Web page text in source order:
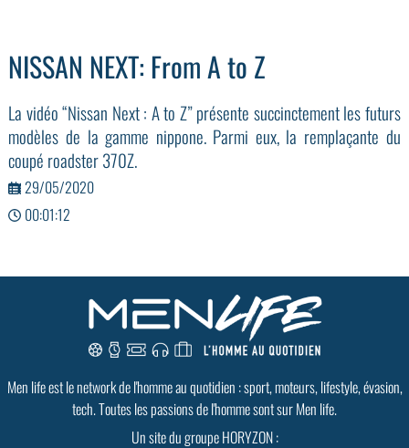
NISSAN NEXT: From A to Z
La vidéo “Nissan Next : A to Z” présente succinctement les futurs
modèles de la gamme nippone. Parmi eux, la remplaçante du
coupé roadster 370Z.
29/05/2020
00:01:12
Men life est le network de l'homme au quotidien : sport, moteurs, lifestyle, évasion,
tech. Toutes les passions de l'homme sont sur Men life.
Un site du groupe HORYZON :